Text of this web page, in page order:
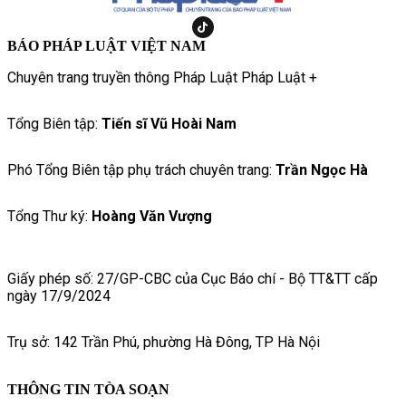
BÁO PHÁP LUẬT VIỆT NAM
Chuyên trang truyền thông Pháp Luật Pháp Luật +
Tổng Biên tập: Tiến sĩ Vũ Hoài Nam
Phó Tổng Biên tập phụ trách chuyên trang: Trần Ngọc Hà
Tổng Thư ký: Hoàng Văn Vượng
Giấy phép số: 27/GP-CBC của Cục Báo chí - Bộ TT&TT cấp
ngày 17/9/2024
Trụ sở: 142 Trần Phú, phường Hà Đông, TP Hà Nội
THÔNG TIN TÒA SOẠN